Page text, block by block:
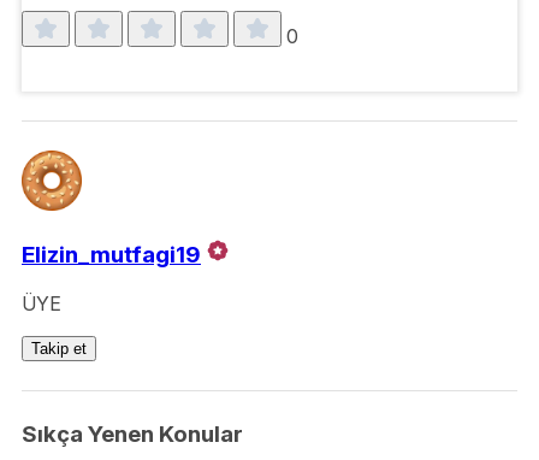
0
Elizin_mutfagi19
ÜYE
Takip et
Sıkça Yenen Konular